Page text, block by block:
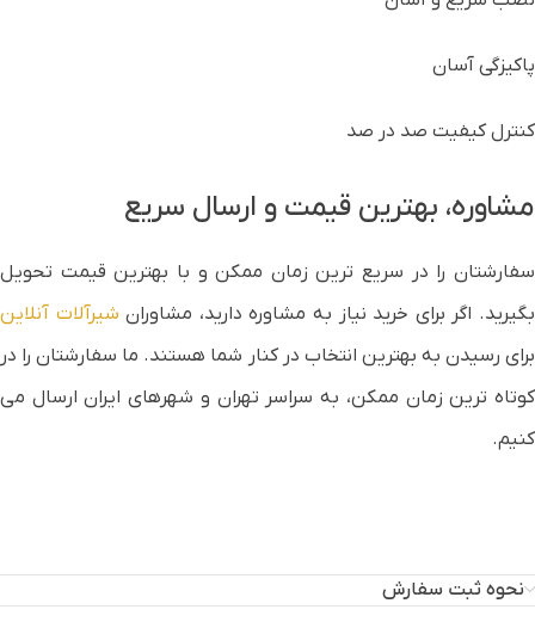
پاکیزگی آسان
کنترل کیفیت صد در صد
مشاوره، بهترین قیمت و ارسال سریع
سفارشتان را در سریع ترین زمان ممکن و با بهترین قیمت تحویل
بگیرید. اگر برای خرید نیاز به مشاوره دارید، مشاوران شیرآلات آنلاین
برای رسیدن به بهترین انتخاب در کنار شما هستند. ما سفارشتان را در
کوتاه ترین زمان ممکن، به سراسر تهران و شهرهای ایران ارسال می
کنیم.
نحوه ثبت سفارش